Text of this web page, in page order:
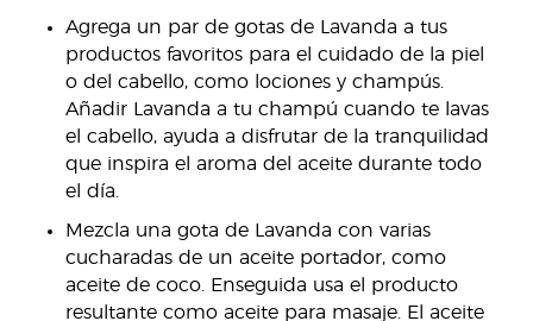
Agrega un par de gotas de Lavanda a tus
productos favoritos para el cuidado de la piel
o del cabello, como lociones y champús.
Añadir Lavanda a tu champú cuando te lavas
el cabello, ayuda a disfrutar de la tranquilidad
que inspira el aroma del aceite durante todo
el día.
Mezcla una gota de Lavanda con varias
cucharadas de un aceite portador, como
aceite de coco. Enseguida usa el producto
resultante como aceite para masaje. El aceite